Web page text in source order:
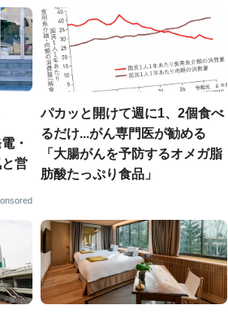
・
営
パカッと開けて週に1、2個食べ
るだけ...がん専門医が勧める
「大腸がんを予防するオメガ脂
肪酸たっぷり食品」